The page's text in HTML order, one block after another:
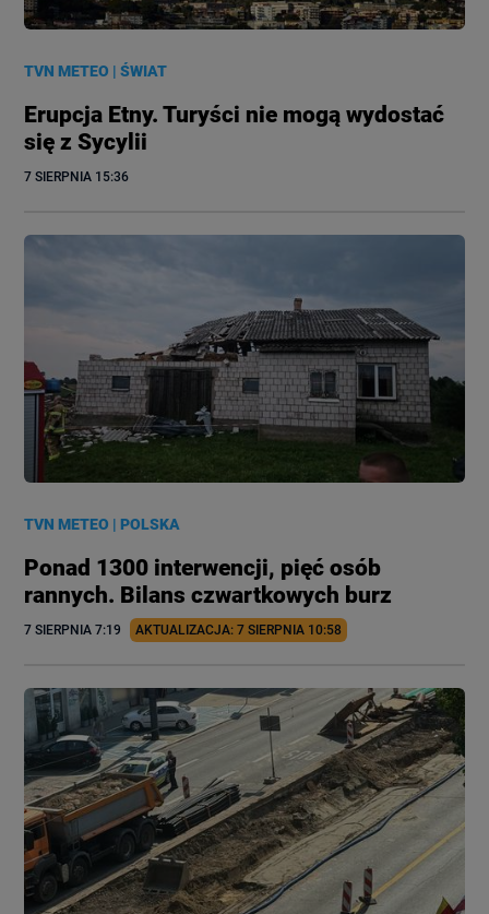
TVN METEO |ŚWIAT
Erupcja Etny. Turyści nie mogą wydostać
się z Sycylii
7 SIERPNIA 15:36
TVN METEO |POLSKA
Ponad 1300 interwencji, pięć osób
rannych. Bilans czwartkowych burz
7 SIERPNIA 7:19 AKTUALIZACJA: 7 SIERPNIA 10:58